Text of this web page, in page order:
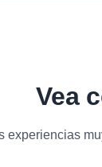
Vea
experiencias